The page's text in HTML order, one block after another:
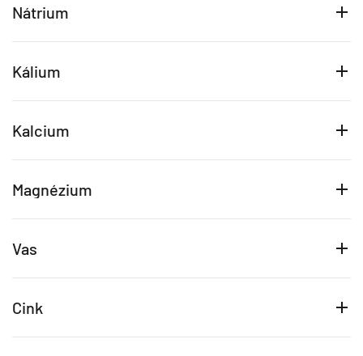
Nátrium
Kálium
Kalcium
Magnézium
Vas
Cink